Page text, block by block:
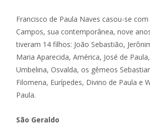
Francisco de Paula Naves casou-se com
Campos, sua contemporânea, nove
tiveram 14 filhos: João Sebastião,
Maria Aparecida, América, José de
Umbelina, Osvalda, os gêmeos
Filomena, Eurípedes, Divino de Paula e
Paula.
São Geraldo